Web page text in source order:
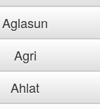
Aglasun
Agri
Ahlat